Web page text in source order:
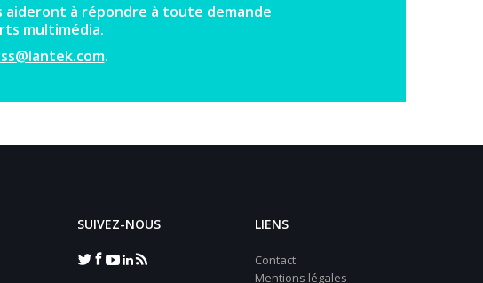
aideront à répondre à toute demande
multimédia.
.
SUIVEZ-NOUS LIENS
Contact
Mentions légales